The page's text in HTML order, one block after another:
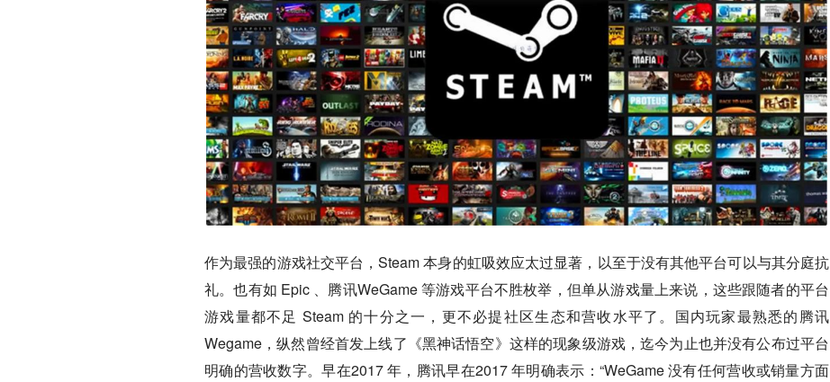
作为最强的游戏社交平台，Steam 本身的虹吸效应太过显著，以至于没有其他平台可以与其分庭抗
礼。也有如 Epic 、腾讯WeGame 等游戏平台不胜枚举，但单从游戏量上来说，这些跟随者的平台
游戏量都不足 Steam 的十分之一，更不必提社区生态和营收水平了。国内玩家最熟悉的腾讯
Wegame，纵然曾经首发上线了《黑神话悟空》这样的现象级游戏，迄今为止也并没有公布过平台
明确的营收数字。早在2017 年，腾讯早在2017 年明确表示：“WeGame 没有任何营收或销量方面